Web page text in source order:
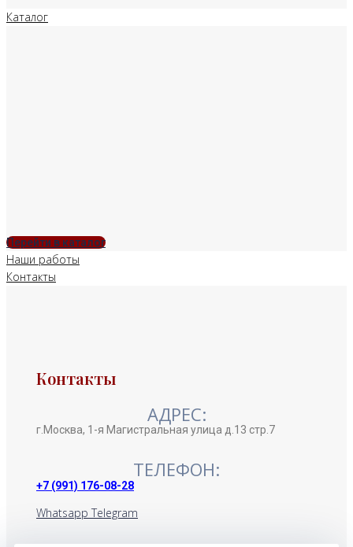
Каталог
Перейти в каталог
Наши работы
Контакты
Контакты
АДРЕС:
г.Москва, 1-я Магистральная улица д.13 стр.7
ТЕЛЕФОН:
+7 (991) 176-08-28
Whatsapp Telegram